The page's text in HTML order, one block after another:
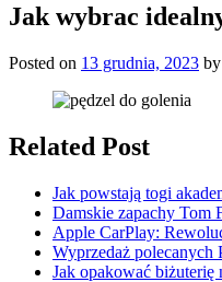
Jak wybrac
Posted on 13 grudnia, 2023 by
Related Post
Jak powstają togi
Damskie zapachy Tom
Apple CarPlay:
Wyprzedaż polecanych
Jak opakować biżuterię